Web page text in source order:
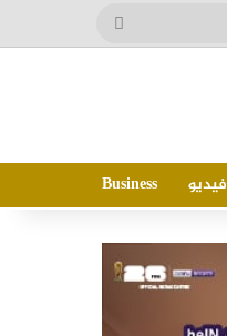
فيديو Business